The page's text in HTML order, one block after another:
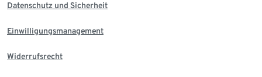
Datenschutz und Sicherheit
Einwilligungsmanagement
Widerrufsrecht